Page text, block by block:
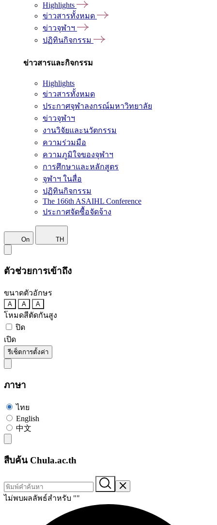
Highlights
ข่าวสารทั้งหมด
ข่าวจุฬาฯ
ปฏิทินกิจกรรม
ข่าวสารและกิจกรรม
Highlights
ข่าวสารทั้งหมด
ประกาศจุฬาลงกรณ์มหาวิทยาลัย
ข่าวจุฬาฯ
งานวิจัยและนวัตกรรม
ความร่วมมือ
ความภูมิใจของจุฬาฯ
การศึกษาและหลักสูตร
จุฬาฯ ในสื่อ
ปฏิทินกิจกรรม
The 166th ASAIHL Conference
ประกาศจัดซื้อจัดจ้าง
On TH
ตัวช่วยการเข้าถึง
ขนาดตัวอักษร
A A A
โหมดสีตัดกันสูง
ปิด
เปิด
รีเซ็ตการตั้งค่า
ภาษา
ไทย
English
中文
สืบค้น Chula.ac.th
ไม่พบผลลัพธ์สำหรับ ""